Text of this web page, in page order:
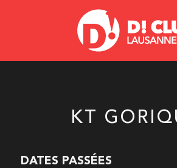
KT
DATES PASSÉES